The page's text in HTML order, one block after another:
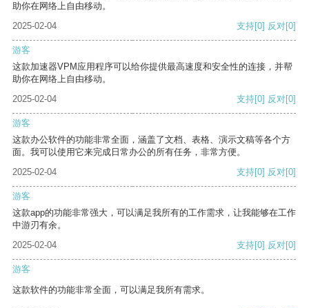
助你在网络上自由移动。
2025-02-04
支持[0] 反对[0]
游客
这款加速器VPM应用程序可以给你提供最高速度和安全性的连接，并帮
助你在网络上自由移动。
2025-02-04
支持[0] 反对[0]
游客
这款办公软件的功能非常全面，涵盖了文档、表格、演示文稿等各个方
面。我可以使用它来完成日常办公的所有任务，非常方便。
2025-02-04
支持[0] 反对[0]
游客
这款app的功能非常强大，可以满足我所有的工作需求，让我能够在工作
中游刃有余。
2025-02-04
支持[0] 反对[0]
游客
这款软件的功能非常全面，可以满足我所有需求。